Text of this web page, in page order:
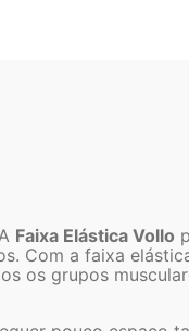
Faixa Elástica Vollo
Com a faixa
os grupos